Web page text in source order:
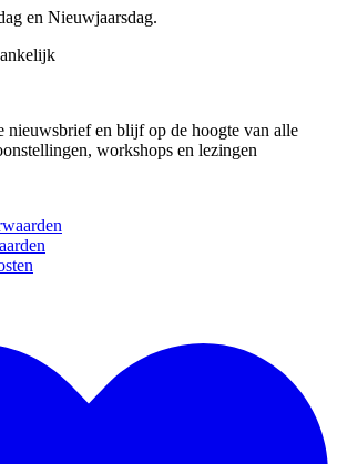
en Nieuwjaarsdag.
nieuwsbrief en blijf op de hoogte van alle
workshops en lezingen